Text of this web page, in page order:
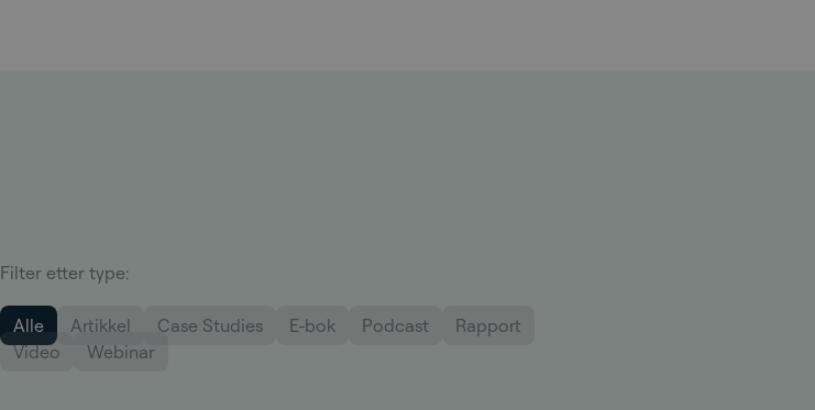
Filter etter type:
Alle Artikkel Case Studies E-bok Podcast
Rapport
Video
Webinar